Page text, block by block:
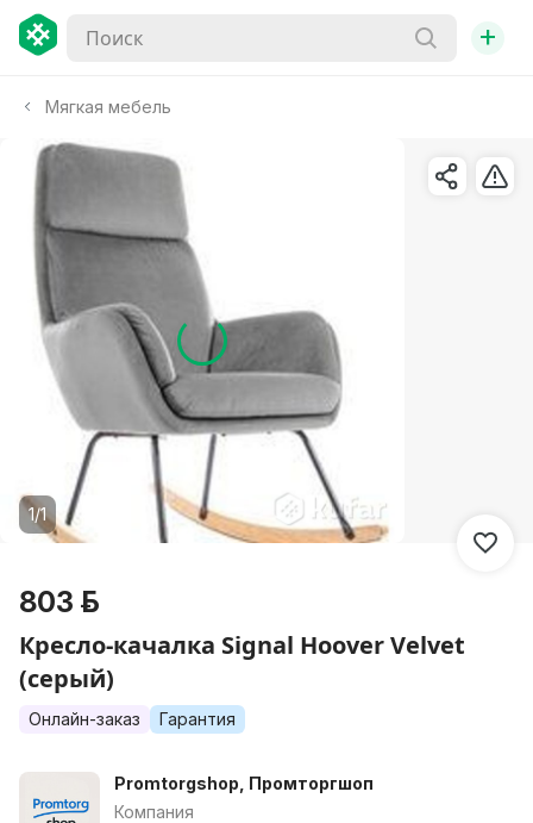
+
Мягкая мебель
1/1
803 р.
Кресло-качалка Signal Hoover Velvet
(серый)
Онлайн-заказ Гарантия
Promtorgshop, Промторгшоп
Компания